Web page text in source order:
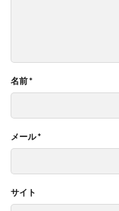
名前*
メール*
サイト